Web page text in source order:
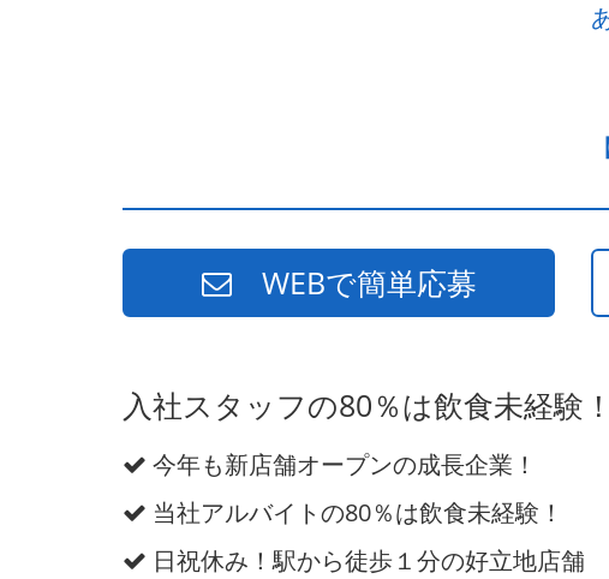
WEBで簡単応募
入社スタッフの80％は飲食未経験
今年も新店舗オープンの成長企業！
当社アルバイトの80％は飲食未経験！
日祝休み！駅から徒歩１分の好立地店舗